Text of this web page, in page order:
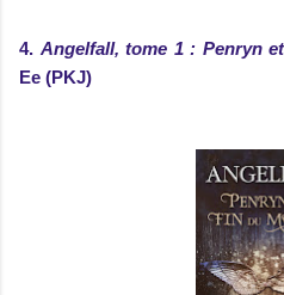
4. Angelfall, tome 1 : Penryn
Ee (PKJ)